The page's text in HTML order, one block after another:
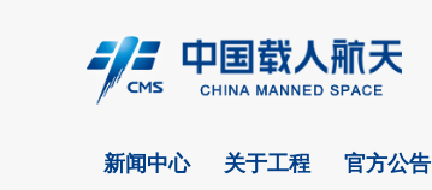
新闻中心 关于工程 官方公告